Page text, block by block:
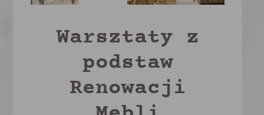
Warsztaty z
podstaw
Renowacji